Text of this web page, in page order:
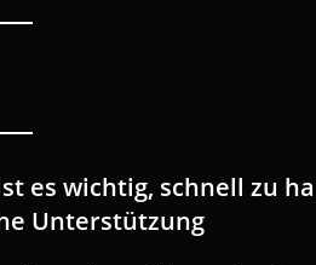
es wichtig, schnell zu
Unterstützung